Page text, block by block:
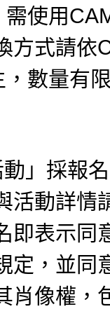
使用
方式請依
數量有
」採報
活動詳情
即表示同
定，並同
肖像權，